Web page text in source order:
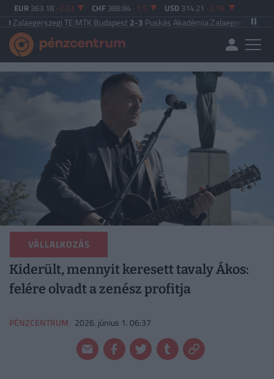
EUR 363.18 -2.23 CHF 388.84 -1.5 USD 314.21 -2.76
TE|MTK Budapest2-3Puskás Akadémia|Zalaegerszegi TE5-2 Paksi FC
VÁLLALKOZÁS
Kiderült, mennyit keresett tavaly Ákos:
felére olvadt a zenész profitja
PÉNZCENTRUM 2026. június 1. 06:37